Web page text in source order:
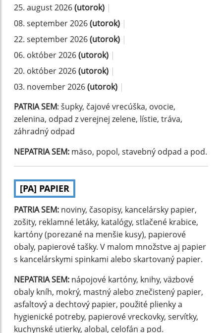
25. august 2026(utorok) |
08. september 2026(utorok) |
22. september 2026(utorok) |
06. október 2026(utorok) |
20. október 2026(utorok) |
03. november 2026(utorok) |
PATRIA SEM: šupky, čajové vrecúška, ovocie,
zelenina, odpad z verejnej zelene, lístie, tráva,
záhradný odpad
NEPATRIA SEM: mäso, popol, stavebný odpad a pod.
[PA] PAPIER
PATRIA SEM: noviny, časopisy, kancelársky papier,
zošity, reklamné letáky, katalógy, stlačené krabice,
kartóny (porezané na menšie kusy), papierové
obaly, papierové tašky. V malom množstve aj papier
s kancelárskymi spinkami alebo skartovaný papier.
NEPATRIA SEM: nápojové kartóny, knihy, väzbové
obaly kníh, mokrý, mastný alebo znečistený papier,
asfaltový a dechtový papier, použité plienky a
hygienické potreby, papierové vreckovky, servítky,
kuchynské utierky, alobal, celofán a pod.